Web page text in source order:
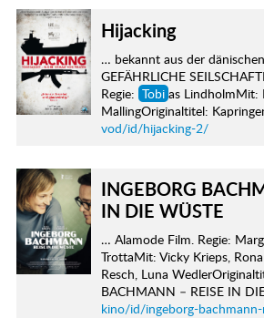
Hijacking
… bekannt aus der
GEFÄHRLICHE
Regie: Tobi as LindholmMit:
MallingOriginaltitel:
vod/id/hijacking-2/
INGEBORG
IN DIE WÜSTE
… Alamode Film. Regie:
TrottaMit: Vicky Krieps,
Resch, Luna
BACHMANN – REISE IN
kino/id/ingeborg-